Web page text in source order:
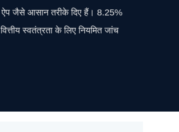
जैसे आसान तरीके दिए हैं। 8.25%
स्वतंत्रता के लिए नियमित जांच